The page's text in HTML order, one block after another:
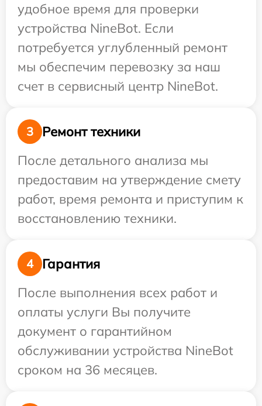
удобное время для проверки
устройства NineBot. Если
потребуется углубленный ремонт
мы обеспечим перевозку за наш
счет в сервисный центр NineBot.
3
Ремонт техники
После детального анализа мы
предоставим на утверждение смету
работ, время ремонта и приступим к
восстановлению техники.
4
Гарантия
После выполнения всех работ и
оплаты услуги Вы получите
документ о гарантийном
обслуживании устройства NineBot
сроком на 36 месяцев.